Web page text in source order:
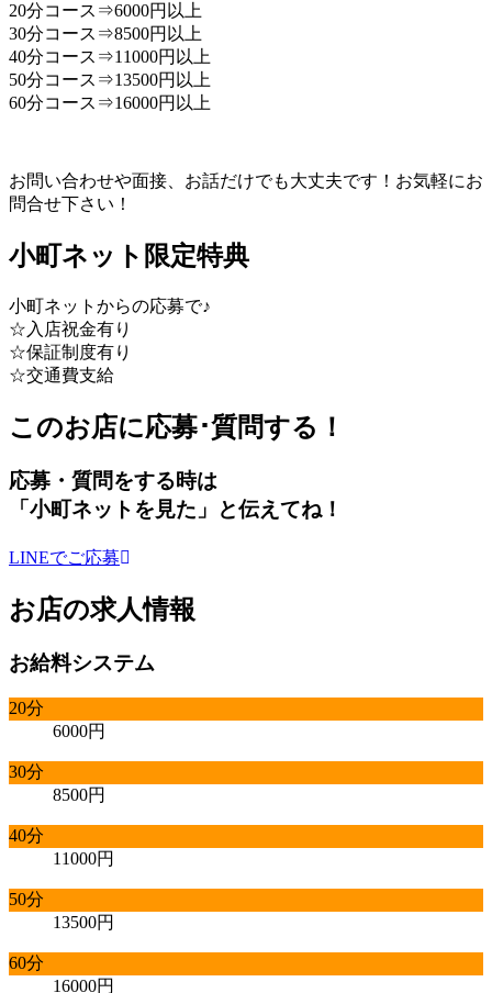
20分コース⇒6000円以上
30分コース⇒8500円以上
40分コース⇒11000円以上
50分コース⇒13500円以上
60分コース⇒16000円以上
お問い合わせや面接、お話だけでも大丈夫です！お気軽にお
問合せ下さい！
小町ネット限定特典
小町ネットからの応募で♪
☆入店祝金有り
☆保証制度有り
☆交通費支給
このお店に応募･質問する！
応募・質問をする時は
「小町ネットを見た」
と伝えてね！
LINEでご応募
お店の求人情報
お給料システム
20分
6000円
30分
8500円
40分
11000円
50分
13500円
60分
16000円